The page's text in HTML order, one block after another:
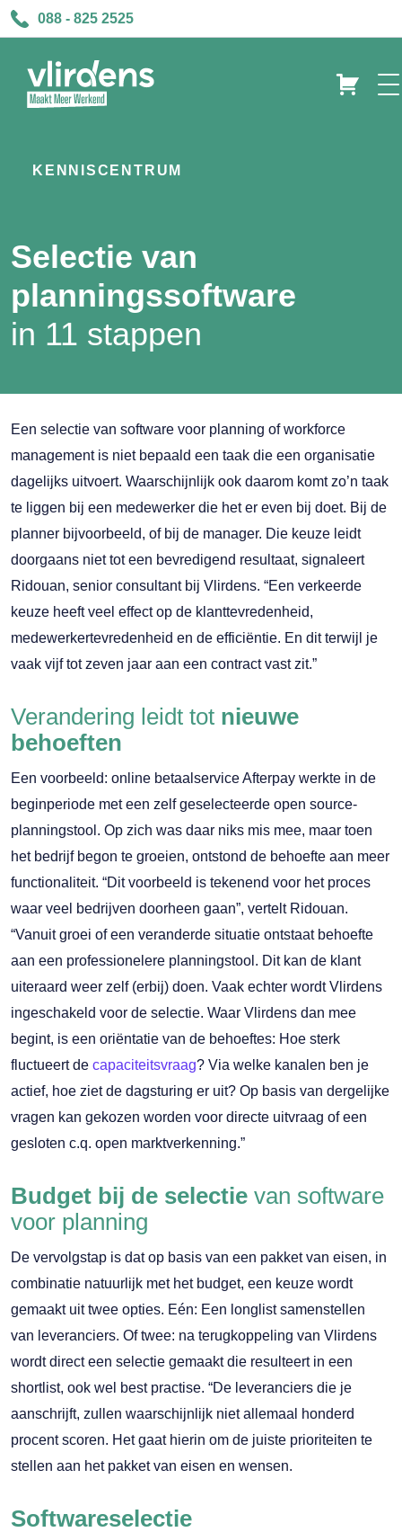
088 - 825 2525
KENNISCENTRUM
Selectie van
planningssoftware
in 11 stappen
Een selectie van software voor planning of workforce
management is niet bepaald een taak die een organisatie
dagelijks uitvoert. Waarschijnlijk ook daarom komt zo’n taak
te liggen bij een medewerker die het er even bij doet. Bij de
planner bijvoorbeeld, of bij de manager. Die keuze leidt
doorgaans niet tot een bevredigend resultaat, signaleert
Ridouan, senior consultant bij Vlirdens. “Een verkeerde
keuze heeft veel effect op de klanttevredenheid,
medewerkertevredenheid en de efficiëntie. En dit terwijl je
vaak vijf tot zeven jaar aan een contract vast zit.”
Verandering leidt tot nieuwe
behoeften
Een voorbeeld: online betaalservice Afterpay werkte in de
beginperiode met een zelf geselecteerde open source-
planningstool. Op zich was daar niks mis mee, maar toen
het bedrijf begon te groeien, ontstond de behoefte aan meer
functionaliteit. “Dit voorbeeld is tekenend voor het proces
waar veel bedrijven doorheen gaan”, vertelt Ridouan.
“Vanuit groei of een veranderde situatie ontstaat behoefte
aan een professionelere planningstool. Dit kan de klant
uiteraard weer zelf (erbij) doen. Vaak echter wordt Vlirdens
ingeschakeld voor de selectie. Waar Vlirdens dan mee
begint, is een oriëntatie van de behoeftes: Hoe sterk
fluctueert de capaciteitsvraag? Via welke kanalen ben je
actief, hoe ziet de dagsturing er uit? Op basis van dergelijke
vragen kan gekozen worden voor directe uitvraag of een
gesloten c.q. open marktverkenning.”
Budget bij de selectie van software
voor planning
De vervolgstap is dat op basis van een pakket van eisen, in
combinatie natuurlijk met het budget, een keuze wordt
gemaakt uit twee opties. Eén: Een longlist samenstellen
van leveranciers. Of twee: na terugkoppeling van Vlirdens
wordt direct een selectie gemaakt die resulteert in een
shortlist, ook wel best practise. “De leveranciers die je
aanschrijft, zullen waarschijnlijk niet allemaal honderd
procent scoren. Het gaat hierin om de juiste prioriteiten te
stellen aan het pakket van eisen en wensen.
Softwareselectie